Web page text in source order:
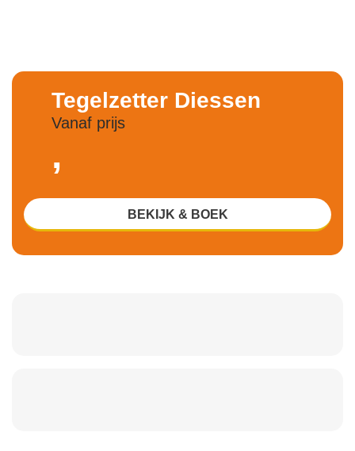
Tegelzetter Diessen
Vanaf prijs
,
BEKIJK & BOEK